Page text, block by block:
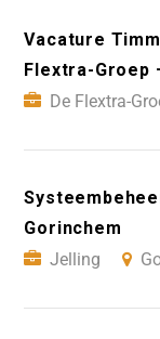
Vacature
Flextra-Groep
De Flextra-
Gorinchem
Jelling